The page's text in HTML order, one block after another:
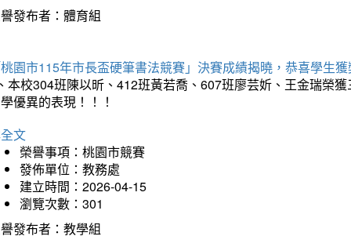
發布者：體育組
園市115年市長盃硬筆書法競賽」決賽成績揭曉，恭喜學生
本校304班陳以昕、412班黃若喬、607班廖芸妡、王金瑞榮
優異的表現！！！
文
榮譽事項：桃園市競賽
發佈單位：教務處
建立時間：2026-04-15
瀏覽次數：301
發布者：教學組